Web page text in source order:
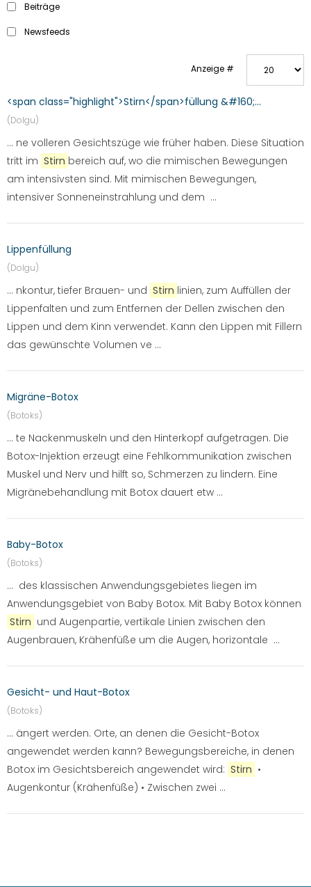
Beiträge
Newsfeeds
Anzeige #
<span class="highlight">Stirn</span>füllung &#160;...
(Dolgu)
... ne volleren Gesichtszüge wie früher haben. Diese Situation
tritt im Stirn bereich auf, wo die mimischen Bewegungen
am intensivsten sind. Mit mimischen Bewegungen,
intensiver Sonneneinstrahlung und dem ...
Lippenfüllung
(Dolgu)
... nkontur, tiefer Brauen- und Stirn linien, zum Auffüllen der
Lippenfalten und zum Entfernen der Dellen zwischen den
Lippen und dem Kinn verwendet. Kann den Lippen mit Fillern
das gewünschte Volumen ve ...
Migräne-Botox
(Botoks)
... te Nackenmuskeln und den Hinterkopf aufgetragen. Die
Botox-Injektion erzeugt eine Fehlkommunikation zwischen
Muskel und Nerv und hilft so, Schmerzen zu lindern. Eine
Migränebehandlung mit Botox dauert etw ...
Baby-Botox
(Botoks)
... des klassischen Anwendungsgebietes liegen im
Anwendungsgebiet von Baby Botox. Mit Baby Botox können
Stirn und Augenpartie, vertikale Linien zwischen den
Augenbrauen, Krähenfüße um die Augen, horizontale ...
Gesicht- und Haut-Botox
(Botoks)
... ängert werden. Orte, an denen die Gesicht-Botox
angewendet werden kann? Bewegungsbereiche, in denen
Botox im Gesichtsbereich angewendet wird: Stirn •
Augenkontur (Krähenfüße) • Zwischen zwei ...